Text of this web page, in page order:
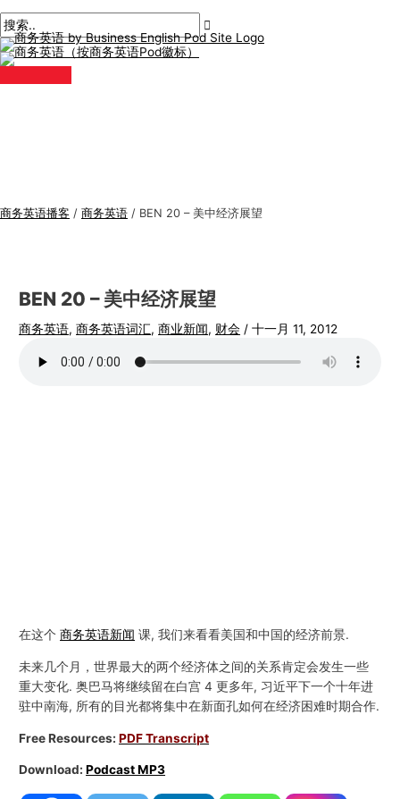
至
内
容
菜
商务英语播客 / 商务英语 / BEN 20 – 美中经济展望
BEN 20 – 美中经济展望
商务英语,商务英语词汇,商业新闻, 财会 /十一月 11, 2012
在这个商务英语新闻 课, 我们来看看美国和中国的经济前景.
未来几个月，世界最大的两个经济体之间的关系肯定会发生一些
重大变化. 奥巴马将继续留在白宫 4 更多年, 习近平下一个十年进
驻中南海, 所有的目光都将集中在新面孔如何在经济困难时期合作.
Free Resources:PDF Transcript
Download:Podcast MP3
子
导
航
此
输
入。.
名
*
子
邮
件
*
商
务
英
语
搜
索
: